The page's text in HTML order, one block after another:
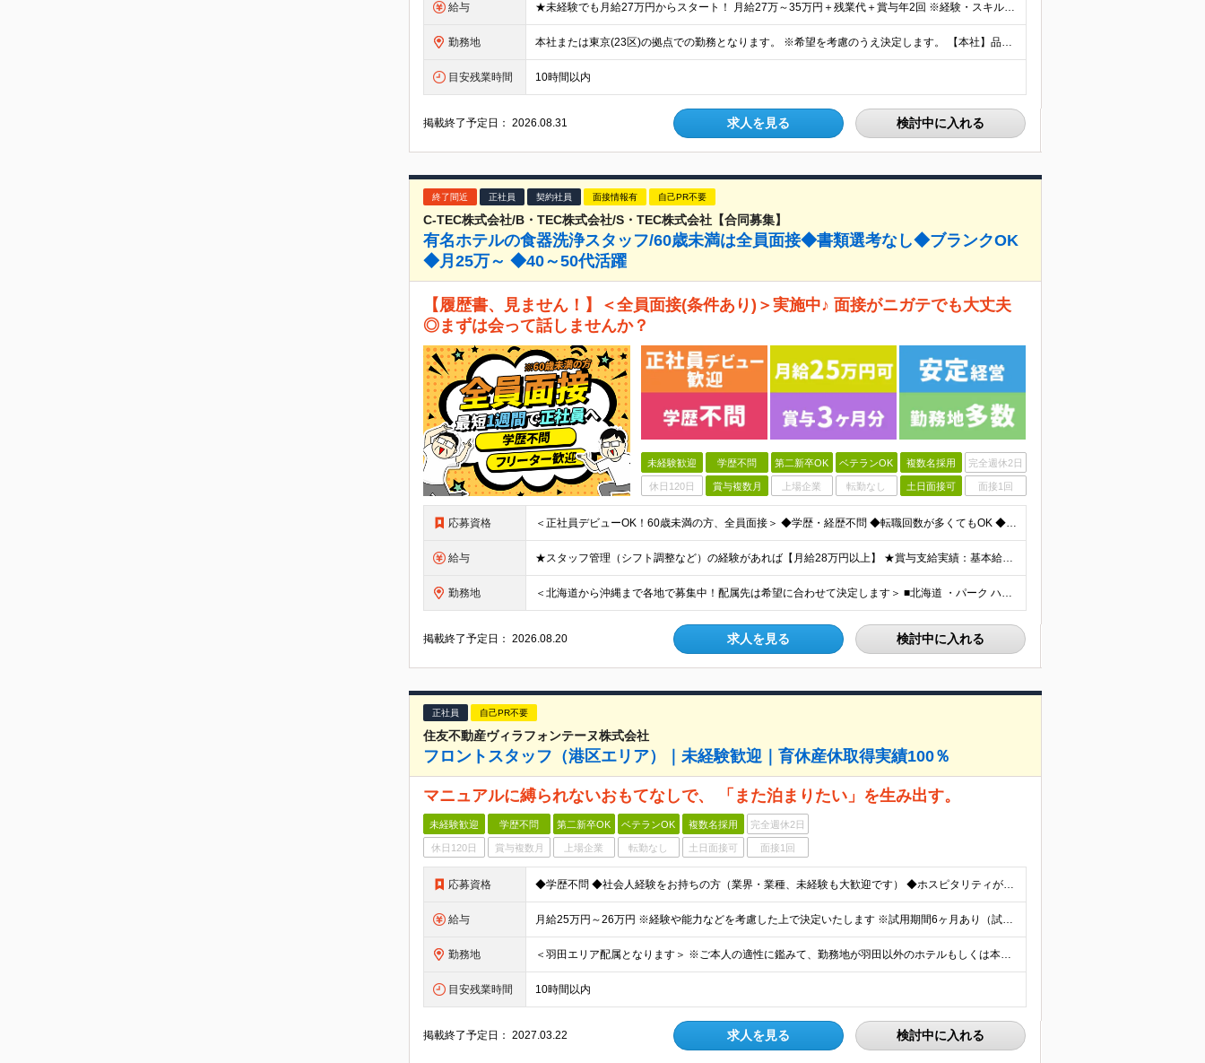
給与 ★未経験でも月給27万円からスタート！ 月給27万～35万円＋残業代＋賞与年2回 ※経験・スキルに応じて給与を決定します ※試用期間6ヶ月あり（期間中の給与・待遇に差異はありません） ※みなし残業
勤務地 本社または東京(23区)の拠点での勤務となります。 ※希望を考慮のうえ決定します。 【本社】品川駅から徒歩5分の好立地 東京都港区高輪3丁目25番35号パーク高輪石松第二ビル4F 【拠点例】 グラ
目安残業時間 10時間以内
掲載終了予定日：2026.08.31 求人を見る 検討中に入れる
終了間近 正社員 契約社員 面接情報有 自己PR不要
C-TEC株式会社/B・TEC株式会社/S・TEC株式会社【合同募集】
有名ホテルの食器洗浄スタッフ/60歳未満は全員面接◆書類選考なし◆ブランクOK
◆月25万～ ◆40～50代活躍
【履歴書、見ません！】＜全員面接(条件あり)＞実施中♪ 面接がニガテでも大丈夫
◎まずは会って話しませんか？
未経験歓迎 学歴不問 第二新卒OK ベテランOK 複数名採用 完全週休2日
休日120日 賞与複数月 上場企業 転勤なし 土日面接可 面接1回
応募資格 ＜正社員デビューOK！60歳未満の方、全員面接＞ ◆学歴・経歴不問 ◆転職回数が多くてもOK ◆未経験／第二新卒OK ◆ブランクありOK ◆60歳未満の方（※定年年齢を上限として募集するため） ☆普
給与 ★スタッフ管理（シフト調整など）の経験があれば【月給28万円以上】 ★賞与支給実績：基本給の2ヶ月分～3ヶ月分 ＝＝ライフスタイルに合わせて働き方を選べます＝＝ ■正社員 ＜未経験者＞月給25万円～
勤務地 ＜北海道から沖縄まで各地で募集中！配属先は希望に合わせて決定します＞ ■北海道 ・パーク ハイアット ニセコ HANAZONO ★住み込み可 北海道虻田郡倶知安町字岩尾別328-47 ■東京都 ・
掲載終了予定日：2026.08.20 求人を見る 検討中に入れる
正社員 自己PR不要
住友不動産ヴィラフォンテーヌ株式会社
フロントスタッフ（港区エリア）｜未経験歓迎｜育休産休取得実績100％
マニュアルに縛られないおもてなしで、 「また泊まりたい」を生み出す。
未経験歓迎 学歴不問 第二新卒OK ベテランOK 複数名採用 完全週休2日
休日120日 賞与複数月 上場企業 転勤なし 土日面接可 面接1回
応募資格 ◆学歴不問 ◆社会人経験をお持ちの方（業界・業種、未経験も大歓迎です） ◆ホスピタリティが求められる職種での接客経験をお持ちの方 ┗例：アルバイト可。各種営業、アパレル・ブライダル・飲食業等
給与 月給25万円～26万円 ※経験や能力などを考慮した上で決定いたします ※試用期間6ヶ月あり（試用期間満了後より昇給と賞与の対象となり、その他の条件に差異なし） ※残業代は別途全額支給（1分単位で支給）
勤務地 ＜羽田エリア配属となります＞ ※ご本人の適性に鑑みて、勤務地が羽田以外のホテルもしくは本社となる場合があります 勤務地一覧 ■東京エリア：⽻⽥、有明、汐留、六本⽊、⽥町、浜松町、⼋丁堀、茅場町、⽇本
目安残業時間 10時間以内
掲載終了予定日：2027.03.22 求人を見る 検討中に入れる